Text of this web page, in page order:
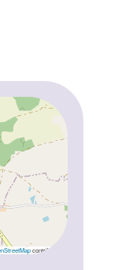
contributors